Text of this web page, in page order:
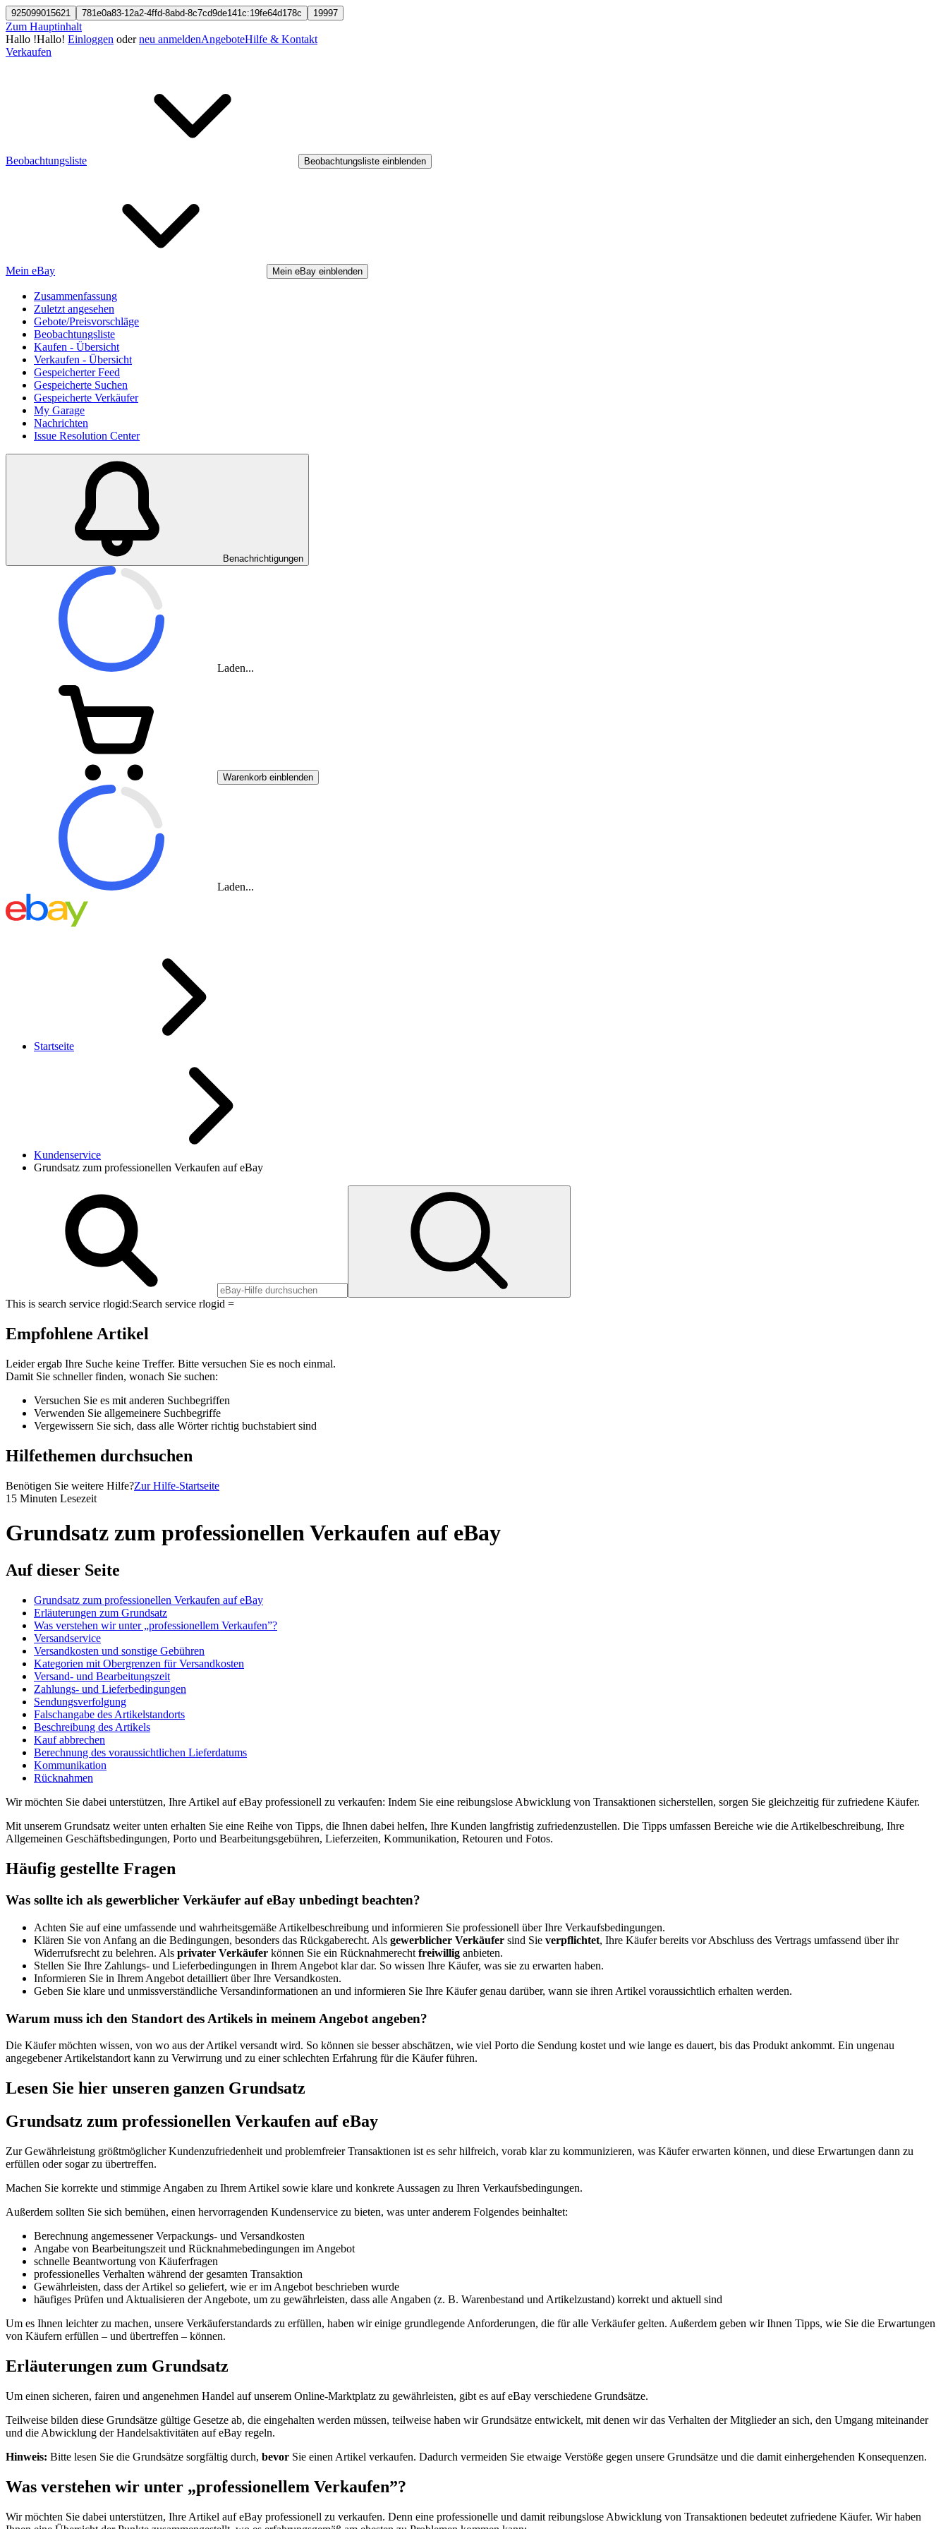
925099015621 781e0a83-12a2-4ffd-8abd-8c7cd9de141c:19fe64d178c 19997
Zum Hauptinhalt
Hallo !Hallo! Einloggen oderneu anmeldenAngeboteHilfe & Kontakt
Verkaufen
Beobachtungsliste Beobachtungsliste einblenden
Mein eBay Mein eBay einblenden
Zusammenfassung
Zuletzt angesehen
Gebote/Preisvorschläge
Beobachtungsliste
Kaufen - Übersicht
Verkaufen - Übersicht
Gespeicherter Feed
Gespeicherte Suchen
Gespeicherte Verkäufer
My Garage
Nachrichten
Issue Resolution Center
Benachrichtigungen
Laden...
Warenkorb einblenden
Laden...
Startseite
Kundenservice
Grundsatz zum professionellen Verkaufen auf eBay
This is search service rlogid:Search service rlogid =
Empfohlene Artikel
Leider ergab Ihre Suche keine Treffer. Bitte versuchen Sie es noch einmal.
Damit Sie schneller finden, wonach Sie suchen:
Versuchen Sie es mit anderen Suchbegriffen
Verwenden Sie allgemeinere Suchbegriffe
Vergewissern Sie sich, dass alle Wörter richtig buchstabiert sind
Hilfethemen durchsuchen
Benötigen Sie weitere Hilfe?Zur Hilfe-Startseite
15 Minuten Lesezeit
Grundsatz zum professionellen Verkaufen auf eBay
Auf dieser Seite
Grundsatz zum professionellen Verkaufen auf eBay
Erläuterungen zum Grundsatz
Was verstehen wir unter „professionellem Verkaufen”?
Versandservice
Versandkosten und sonstige Gebühren
Kategorien mit Obergrenzen für Versandkosten
Versand- und Bearbeitungszeit
Zahlungs- und Lieferbedingungen
Sendungsverfolgung
Falschangabe des Artikelstandorts
Beschreibung des Artikels
Kauf abbrechen
Berechnung des voraussichtlichen Lieferdatums
Kommunikation
Rücknahmen
Wir möchten Sie dabei unterstützen, Ihre Artikel auf eBay professionell zu verkaufen: Indem Sie eine reibungslose Abwicklung von Transaktionen sicherstellen, sorgen Sie gleichzeitig für zufriedene Käufer.
Mit unserem Grundsatz weiter unten erhalten Sie eine Reihe von Tipps, die Ihnen dabei helfen, Ihre Kunden langfristig zufriedenzustellen. Die Tipps umfassen Bereiche wie die Artikelbeschreibung, Ihre
Allgemeinen Geschäftsbedingungen, Porto und Bearbeitungsgebühren, Lieferzeiten, Kommunikation, Retouren und Fotos.
Häufig gestellte Fragen
Was sollte ich als gewerblicher Verkäufer auf eBay unbedingt beachten?
Achten Sie auf eine umfassende und wahrheitsgemäße Artikelbeschreibung und informieren Sie professionell über Ihre Verkaufsbedingungen.
Klären Sie von Anfang an die Bedingungen, besonders das Rückgaberecht. Als gewerblicher Verkäufer sind Sie verpflichtet, Ihre Käufer bereits vor Abschluss des Vertrags umfassend über ihr
Widerrufsrecht zu belehren. Als privater Verkäufer können Sie ein Rücknahmerecht freiwillig anbieten.
Stellen Sie Ihre Zahlungs- und Lieferbedingungen in Ihrem Angebot klar dar. So wissen Ihre Käufer, was sie zu erwarten haben.
Informieren Sie in Ihrem Angebot detailliert über Ihre Versandkosten.
Geben Sie klare und unmissverständliche Versandinformationen an und informieren Sie Ihre Käufer genau darüber, wann sie ihren Artikel voraussichtlich erhalten werden.
Warum muss ich den Standort des Artikels in meinem Angebot angeben?
Die Käufer möchten wissen, von wo aus der Artikel versandt wird. So können sie besser abschätzen, wie viel Porto die Sendung kostet und wie lange es dauert, bis das Produkt ankommt. Ein ungenau
angegebener Artikelstandort kann zu Verwirrung und zu einer schlechten Erfahrung für die Käufer führen.
Lesen Sie hier unseren ganzen Grundsatz
Grundsatz zum professionellen Verkaufen auf eBay
Zur Gewährleistung größtmöglicher Kundenzufriedenheit und problemfreier Transaktionen ist es sehr hilfreich, vorab klar zu kommunizieren, was Käufer erwarten können, und diese Erwartungen dann zu
erfüllen oder sogar zu übertreffen.
Machen Sie korrekte und stimmige Angaben zu Ihrem Artikel sowie klare und konkrete Aussagen zu Ihren Verkaufsbedingungen.
Außerdem sollten Sie sich bemühen, einen hervorragenden Kundenservice zu bieten, was unter anderem Folgendes beinhaltet:
Berechnung angemessener Verpackungs- und Versandkosten
Angabe von Bearbeitungszeit und Rücknahmebedingungen im Angebot
schnelle Beantwortung von Käuferfragen
professionelles Verhalten während der gesamten Transaktion
Gewährleisten, dass der Artikel so geliefert, wie er im Angebot beschrieben wurde
häufiges Prüfen und Aktualisieren der Angebote, um zu gewährleisten, dass alle Angaben (z. B. Warenbestand und Artikelzustand) korrekt und aktuell sind
Um es Ihnen leichter zu machen, unsere Verkäuferstandards zu erfüllen, haben wir einige grundlegende Anforderungen, die für alle Verkäufer gelten. Außerdem geben wir Ihnen Tipps, wie Sie die Erwartungen
von Käufern erfüllen – und übertreffen – können.
Erläuterungen zum Grundsatz
Um einen sicheren, fairen und angenehmen Handel auf unserem Online-Marktplatz zu gewährleisten, gibt es auf eBay verschiedene Grundsätze.
Teilweise bilden diese Grundsätze gültige Gesetze ab, die eingehalten werden müssen, teilweise haben wir Grundsätze entwickelt, mit denen wir das Verhalten der Mitglieder an sich, den Umgang miteinander
und die Abwicklung der Handelsaktivitäten auf eBay regeln.
Hinweis: Bitte lesen Sie die Grundsätze sorgfältig durch, bevor Sie einen Artikel verkaufen. Dadurch vermeiden Sie etwaige Verstöße gegen unsere Grundsätze und die damit einhergehenden Konsequenzen.
Was verstehen wir unter „professionellem Verkaufen”?
Wir möchten Sie dabei unterstützen, Ihre Artikel auf eBay professionell zu verkaufen. Denn eine professionelle und damit reibungslose Abwicklung von Transaktionen bedeutet zufriedene Käufer. Wir haben